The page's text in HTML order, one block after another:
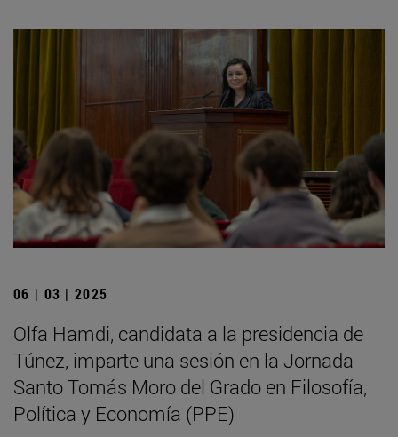
06 | 03 | 2025
Olfa Hamdi, candidata a la presidencia de
Túnez, imparte una sesión en la Jornada
Santo Tomás Moro del Grado en Filosofía,
Política y Economía (PPE)